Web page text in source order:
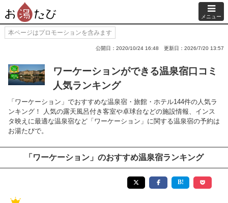
メニュー
本ページはプロモーションを含みます
公開日：2020/10/24 16:48 更新日：2026/7/20 13:57
ワーケーションができる温泉宿口コミ
人気ランキング
「ワーケーション」でおすすめな温泉宿・旅館・ホテル144件の人気ラ
ンキング！ 人気の露天風呂付き客室や卓球台などの施設情報、インス
タ映えに最適な温泉宿など「ワーケーション」に関する温泉宿の予約は
お湯たびで。
「ワーケーション」のおすすめ温泉宿ランキング